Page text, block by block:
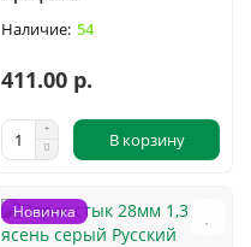
54
411.00 р.
В корзину
Новинка